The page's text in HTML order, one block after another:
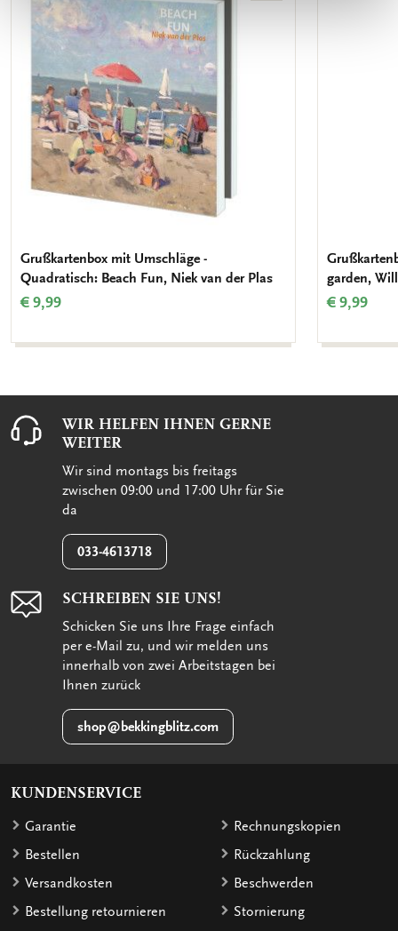
Grußkartenbox mit Umschläge -
Quadratisch: Beach Fun, Niek van der Plas
€ 9,99
garden,
€ 9,99
WIR HELFEN IHNEN GERNE
WEITER
Wir sind montags bis freitags
zwischen 09:00 und 17:00 Uhr für Sie
da
033-4613718
SCHREIBEN SIE UNS!
Schicken Sie uns Ihre Frage einfach
per e-Mail zu, und wir melden uns
innerhalb von zwei Arbeitstagen bei
Ihnen zurück
shop@bekkingblitz.com
KUNDENSERVICE
Garantie
Bestellen
Versandkosten
Bestellung retournieren
Rechnungskopien
Rückzahlung
Beschwerden
Stornierung